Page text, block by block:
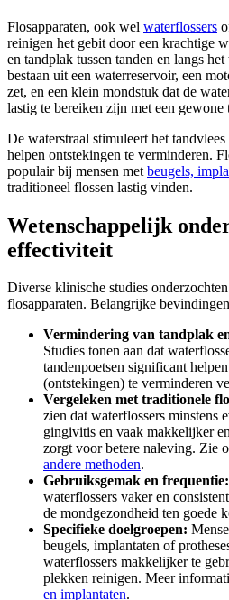
Flosapparaten, ook wel waterflossers
reinigen het gebit door een krachtige
en tandplak tussen tanden en langs
bestaan uit een waterreservoir, een
zet, en een klein mondstuk dat de
lastig te bereiken zijn met een gewone
De waterstraal stimuleert het
helpen ontstekingen te verminderen.
populair bij mensen met beugels,
traditioneel flossen lastig vinden.
Wetenschappelijk
effectiviteit
Diverse klinische studies
flosapparaten. Belangrijke
Vermindering van tandplak
Studies tonen aan dat
tandenpoetsen significant
(ontstekingen) te verminderen
Vergeleken met traditionele
zien dat waterflossers minstens
gingivitis en vaak makkelijker
zorgt voor betere naleving. Zie
andere methoden.
Gebruiksgemak en frequentie:
waterflossers vaker en
de mondgezondheid ten goede
Specifieke doelgroepen:
beugels, implantaten of
waterflossers makkelijker te
plekken reinigen. Meer
en implantaten.